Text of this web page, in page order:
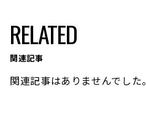
RELATED
関連記事
関連記事はありませんでした。